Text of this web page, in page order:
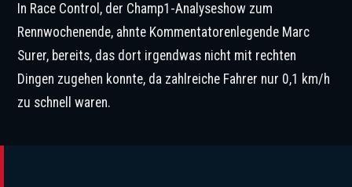
In Race Control, der Champ1-Analyseshow zum
Rennwochenende, ahnte Kommentatorenlegende Marc
Surer, bereits, das dort irgendwas nicht mit rechten
Dingen zugehen konnte, da zahlreiche Fahrer nur 0,1 km/h
zu schnell waren.